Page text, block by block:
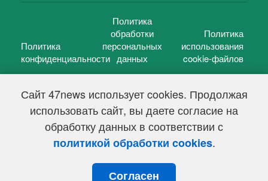
Сайт 47news использует cookies. Продолжая
использовать сайт, вы даете согласие на
обработку данных в соответствии с
политикой обработки cookies.
Согласен
Политика
конфиденциальности
Политика
обработки
персональных
данных
Политика
использования
cookie-файлов
47 новостей (47 news)2005 — 2026 г.
Свидетельство о регистрации СМИ Эл № ФС 77-39848, выдано
Федеральной службой по надзору в сфере связи,
информационных технологий и массовых коммуникаций